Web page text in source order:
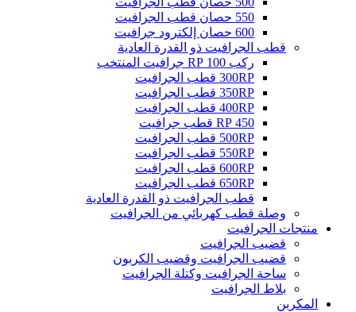
550 حصان قطب الجرافيت
600 حصان إلكترود جرافيت
قطب الجرافيت ذو القدرة العادية
ركب 100 RP جرافيت المنتخب
300RP قطب الجرافيت
350RP قطب الجرافيت
400RP قطب الجرافيت
450 RP قطب جرافيت
500RP قطب الجرافيت
550RP قطب الجرافيت
600RP قطب الجرافيت
650RP قطب الجرافيت
قطب الجرافيت ذو القدرة العادية
وصلة قطب كهربائي من الجرافيت
منتجات الجرافيت
قضيب الجرافيت
قضيب الجرافيت وقضيب الكربون
ساحة الجرافيت وكتلة الجرافيت
بلاط الجرافيت
المكربن